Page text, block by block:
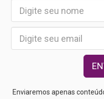
Enviaremos apenas